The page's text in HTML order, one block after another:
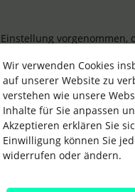
vorgenommen,
LinkedIn promotet,
geleitet (falls Ihr mit
Die Bewerbungen
sonst landen
etwas falsches
Link zur LinkedIn-
führt und anschließend in
die Bewerbungen beim
Wir verwenden Cookies
auf unserer Website zu
verstehen wie unsere
Inhalte für Sie anpassen
Akzeptieren erklären Sie
Einwilligung können Sie
widerrufen oder ändern.